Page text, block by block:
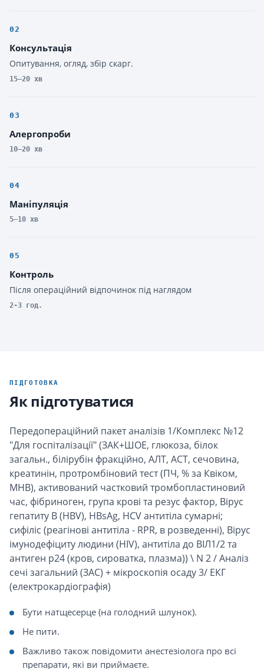
02
Консультація
Опитування, огляд, збір скарг.
15–20 хв
03
Алергопроби
10–20 хв
04
Маніпуляція
5–10 хв
05
Контроль
Після операційний відпочинок під наглядом
2-3 год.
ПІДГОТОВКА
Як підготуватися
Передопераційний пакет аналізів 1/Комплекс №12
"Для госпіталізації" (ЗАК+ШОЕ, глюкоза, білок
загальн., білірубін фракційно, АЛТ, АСТ, сечовина,
креатинін, протромбіновий тест (ПЧ, % за Квіком,
МНВ), активований частковий тромбопластиновий
час, фібриноген, група крові та резус фактор, Вірус
гепатиту B (HBV), HBsAg, HCV антитіла сумарні;
сифіліс (реагінові антитіла - RPR, в розведенні), Вірус
імунодефіциту людини (HIV), антитіла до ВІЛ1/2 та
антиген р24 (кров, сироватка, плазма)) \ N 2 / Аналіз
сечі загальний (ЗАС) + мікроскопія осаду 3/ ЕКГ
(електрокардіографія)
Бути натщесерце (на голодний шлунок).
Не пити.
Важливо також повідомити анестезіолога про всі
препарати, які ви приймаєте.